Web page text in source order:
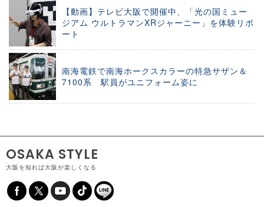
【動画】テレビ大阪で開催中、「光の国ミュー
ジアム ウルトラマンXRジャーニー」を体験リポ
ート
南海電鉄で南海ホークスカラーの特急サザン＆
7100系 駅員がユニフォーム姿に
OSAKA STYLE
大阪を知れば大阪が楽しくなる